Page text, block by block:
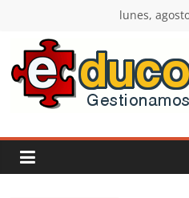
contenido
lunes,
E-
duco: